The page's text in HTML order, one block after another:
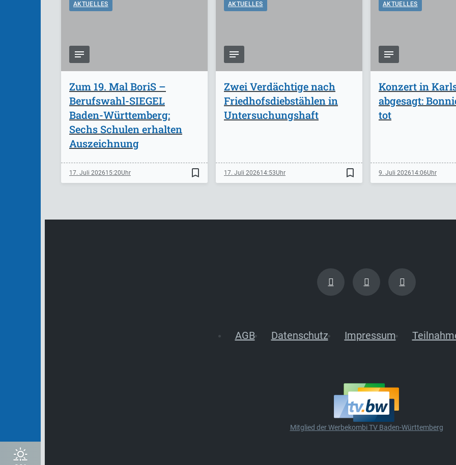
AKTUELLES
Zum 19. Mal BoriS –
Berufswahl-SIEGEL
Baden-Württemberg:
Sechs Schulen erhalten
Auszeichnung
17. Juli 202615:20 bookmark_border
AKTUELLES
Zwei Verdächtige nach
Friedhofsdiebstählen in
Untersuchungshaft
17. Juli 202614:53 bookmark_border
AKTUELLES
Konzert in
abgesagt:
tot
9. Juli 202614:06
AGB Datenschutz Impressum
Mitglied der Werbekombi TV Baden-Württemberg